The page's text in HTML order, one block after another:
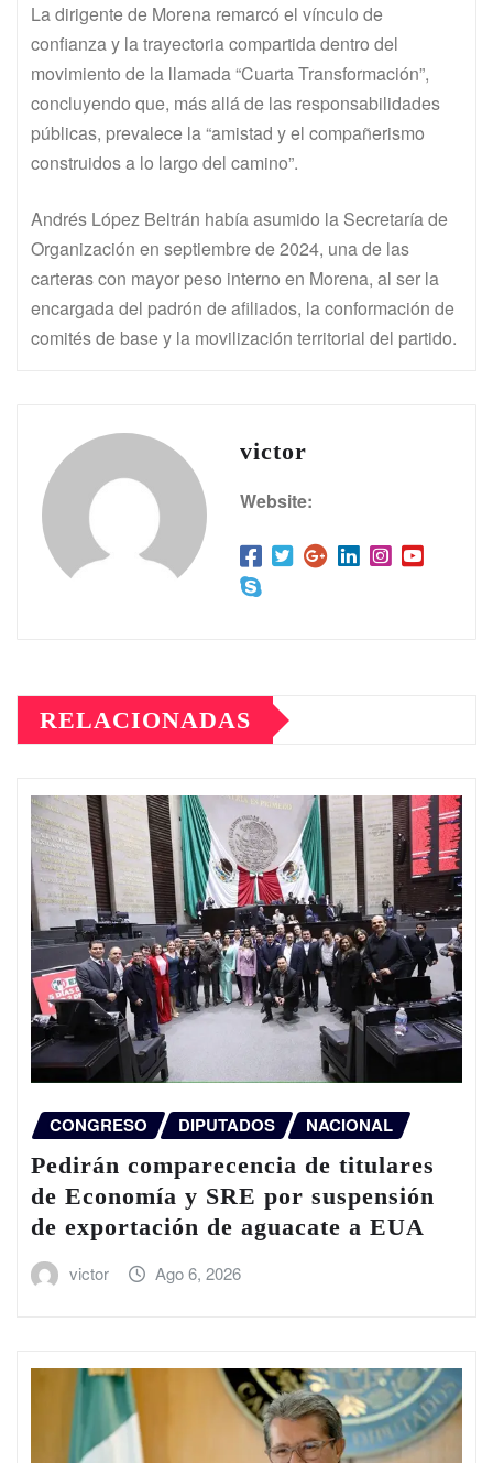
La dirigente de Morena remarcó el vínculo de
confianza y la trayectoria compartida dentro del
movimiento de la llamada “Cuarta Transformación”,
concluyendo que, más allá de las responsabilidades
públicas, prevalece la “amistad y el compañerismo
construidos a lo largo del camino”.
Andrés López Beltrán había asumido la Secretaría de
Organización en septiembre de 2024, una de las
carteras con mayor peso interno en Morena, al ser la
encargada del padrón de afiliados, la conformación de
comités de base y la movilización territorial del partido.
victor
Website:
RELACIONADAS
CONGRESO DIPUTADOS NACIONAL
Pedirán comparecencia de titulares
de Economía y SRE por suspensión
de exportación de aguacate a EUA
victor Ago 6, 2026